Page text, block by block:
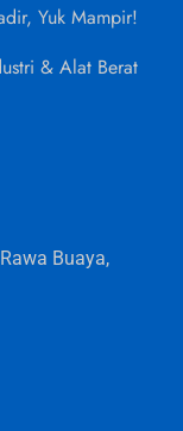
Yuk Mampir!
& Alat Berat
Buaya,